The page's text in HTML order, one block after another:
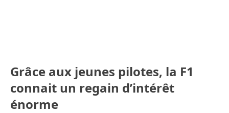
Grâce aux jeunes pilotes, la F1
connait un regain d’intérêt
énorme